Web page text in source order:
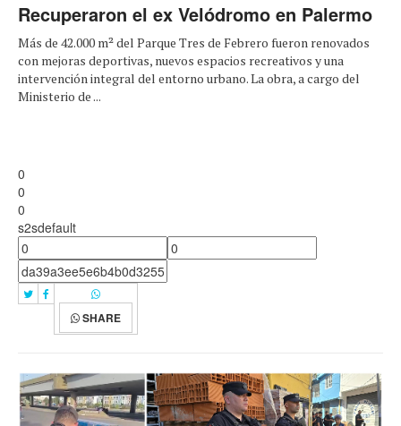
Recuperaron el ex Velódromo en Palermo
Más de 42.000 m² del Parque Tres de Febrero fueron renovados
con mejoras deportivas, nuevos espacios recreativos y una
intervención integral del entorno urbano. La obra, a cargo del
Ministerio de ...
0
0
0
s2sdefault
SHARE